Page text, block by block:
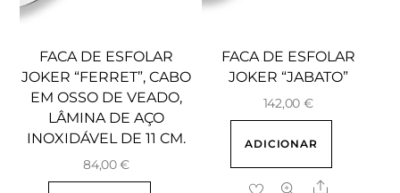
FACA DE ESFOLAR
JOKER “FERRET”, CABO
EM OSSO DE VEADO,
LÂMINA DE AÇO
INOXIDÁVEL DE 11 CM.
84,00€
FACA DE ESFOLAR
JOKER “JABATO”
142,00 €
ADICIONAR
Share